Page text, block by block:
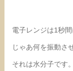
電子レンジは1秒
じゃあ何を振動さ
それは水分子です